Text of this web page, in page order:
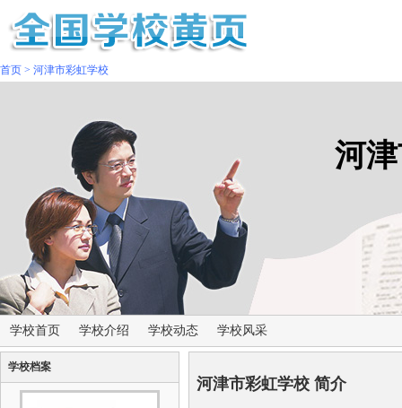
首页 > 河津市彩虹学校
河
学校首页 学校介绍 学校动态 学校风采
学校档案
河津市彩虹学校 简介